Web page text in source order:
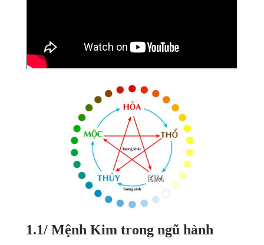
1.1/ Mệnh Kim trong ngũ hành